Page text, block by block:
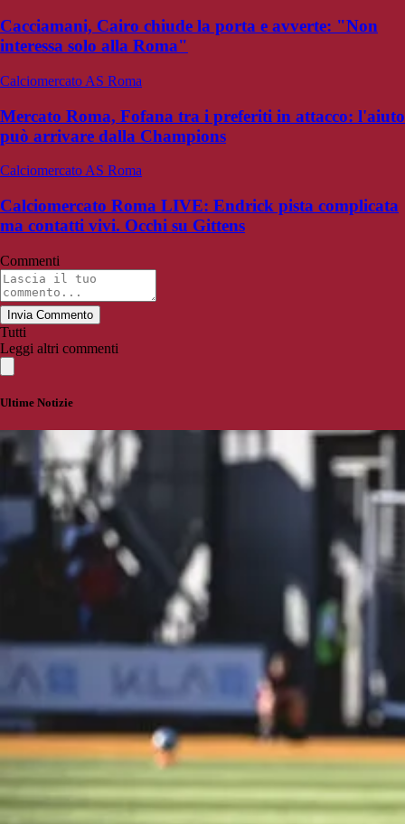
Cacciamani, Cairo chiude la porta e avverte: "Non
interessa solo alla Roma"
Calciomercato AS Roma
Mercato Roma, Fofana tra i preferiti in attacco: l'aiuto
può arrivare dalla Champions
Calciomercato AS Roma
Calciomercato Roma LIVE: Endrick pista complicata
ma contatti vivi. Occhi su Gittens
Commenti
Invia Commento
Tutti
Leggi altri commenti
Ultime Notizie